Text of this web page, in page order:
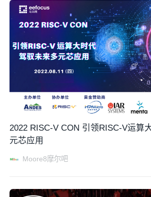
2022 RISC-V CON 引领RISC-V运算
元芯应用
Moore8摩尔吧